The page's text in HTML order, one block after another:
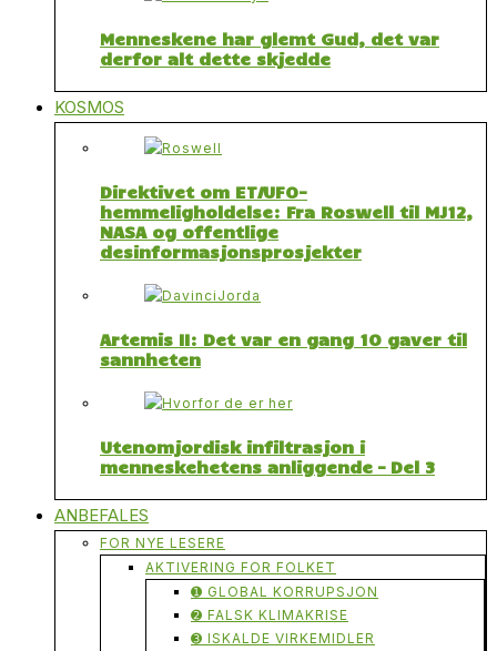
Menneskene har glemt Gud, det var
derfor alt dette skjedde
KOSMOS
Direktivet om ET/UFO-
hemmeligholdelse: Fra Roswell til MJ12,
NASA og offentlige
desinformasjonsprosjekter
Artemis II: Det var en gang 10 gaver til
sannheten
Utenomjordisk infiltrasjon i
menneskehetens anliggende – Del 3
ANBEFALES
FOR NYE LESERE
AKTIVERING FOR FOLKET
➊ GLOBAL KORRUPSJON
➋ FALSK KLIMAKRISE
➌ ISKALDE VIRKEMIDLER